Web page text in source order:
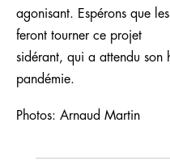
agonisant. Espérons que
feront tourner ce projet
sidérant, qui a attendu son
pandémie.
Photos: Arnaud Martin